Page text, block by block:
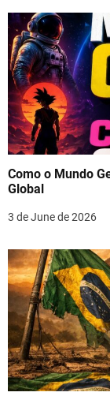
Como o Mundo
Global
3 de June de 2026